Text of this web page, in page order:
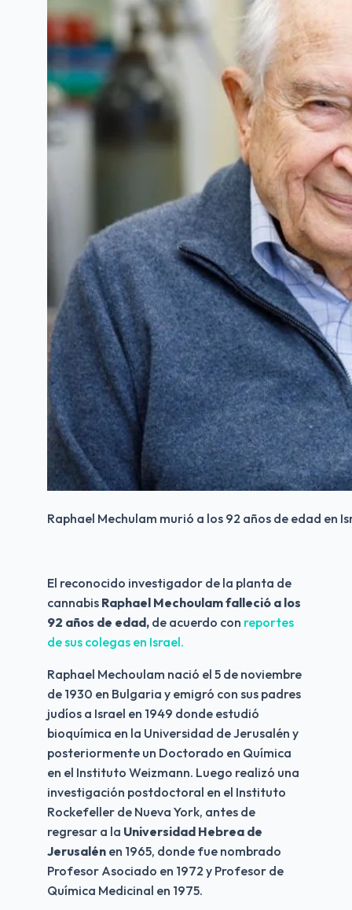
Raphael Mechulam murió a los 92 años de edad en
El reconocido investigador de la planta de
cannabis Raphael Mechoulam falleció a los
92 años de edad, de acuerdo con reportes
de sus colegas en Israel.
Raphael Mechoulam nació el 5 de noviembre
de 1930 en Bulgaria y emigró con sus padres
judíos a Israel en 1949 donde estudió
bioquímica en la Universidad de Jerusalén y
posteriormente un Doctorado en Química
en el Instituto Weizmann. Luego realizó una
investigación postdoctoral en el Instituto
Rockefeller de Nueva York, antes de
regresar a la Universidad Hebrea de
Jerusalén en 1965, donde fue nombrado
Profesor Asociado en 1972 y Profesor de
Química Medicinal en 1975.